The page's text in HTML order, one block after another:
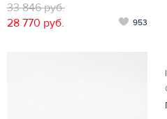
33 846 руб.
28 770 руб.
953